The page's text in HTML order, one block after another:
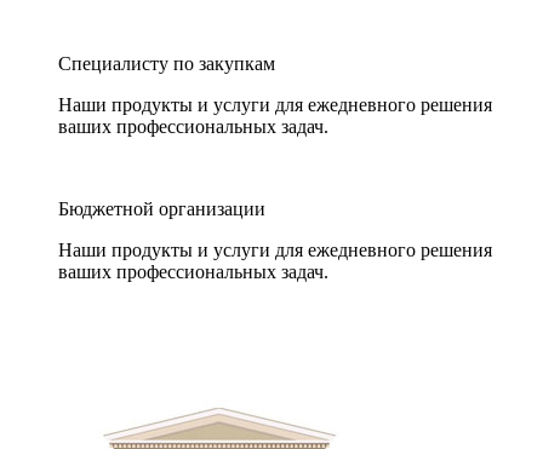
Специалисту по закупкам
Наши продукты и услуги для ежедневного решения
ваших профессиональных задач.
Бюджетной организации
Наши продукты и услуги для ежедневного решения
ваших профессиональных задач.